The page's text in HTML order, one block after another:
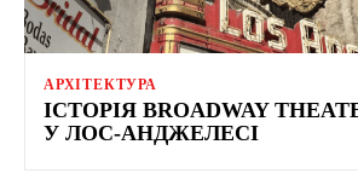
АРХІТЕКТУРА
ІСТОРІЯ BROADWAY
У ЛОС-АНДЖЕЛЕСІ